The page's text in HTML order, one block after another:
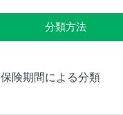
分類方法
保険期間による分類